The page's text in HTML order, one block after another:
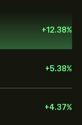
+12.38%
+5.38%
+4.37%